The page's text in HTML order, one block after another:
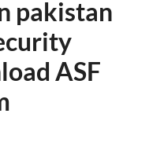
pakistan
ASF